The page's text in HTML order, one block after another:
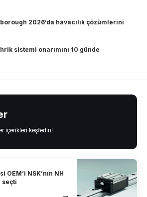
2026’da havacılık çözümlerini
sistemi onarımını 10 günde
içerikleri keşfedin!
NSK’nın NH
seçti